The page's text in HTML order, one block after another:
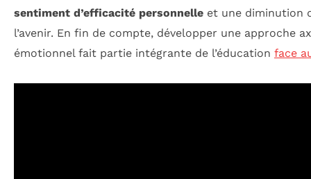
sentiment d’efficacité personnelle et une diminution
l’avenir. En fin de compte, développer une approche
émotionnel fait partie intégrante de l’éducation face